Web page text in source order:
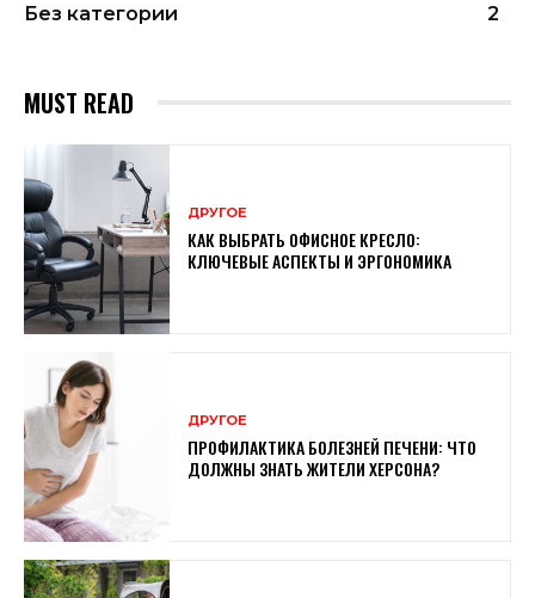
Без категории
2
MUST READ
ДРУГОЕ
КАК ВЫБРАТЬ ОФИСНОЕ КРЕСЛО:
КЛЮЧЕВЫЕ АСПЕКТЫ И ЭРГОНОМИКА
ДРУГОЕ
ПРОФИЛАКТИКА БОЛЕЗНЕЙ ПЕЧЕНИ: ЧТО
ДОЛЖНЫ ЗНАТЬ ЖИТЕЛИ ХЕРСОНА?